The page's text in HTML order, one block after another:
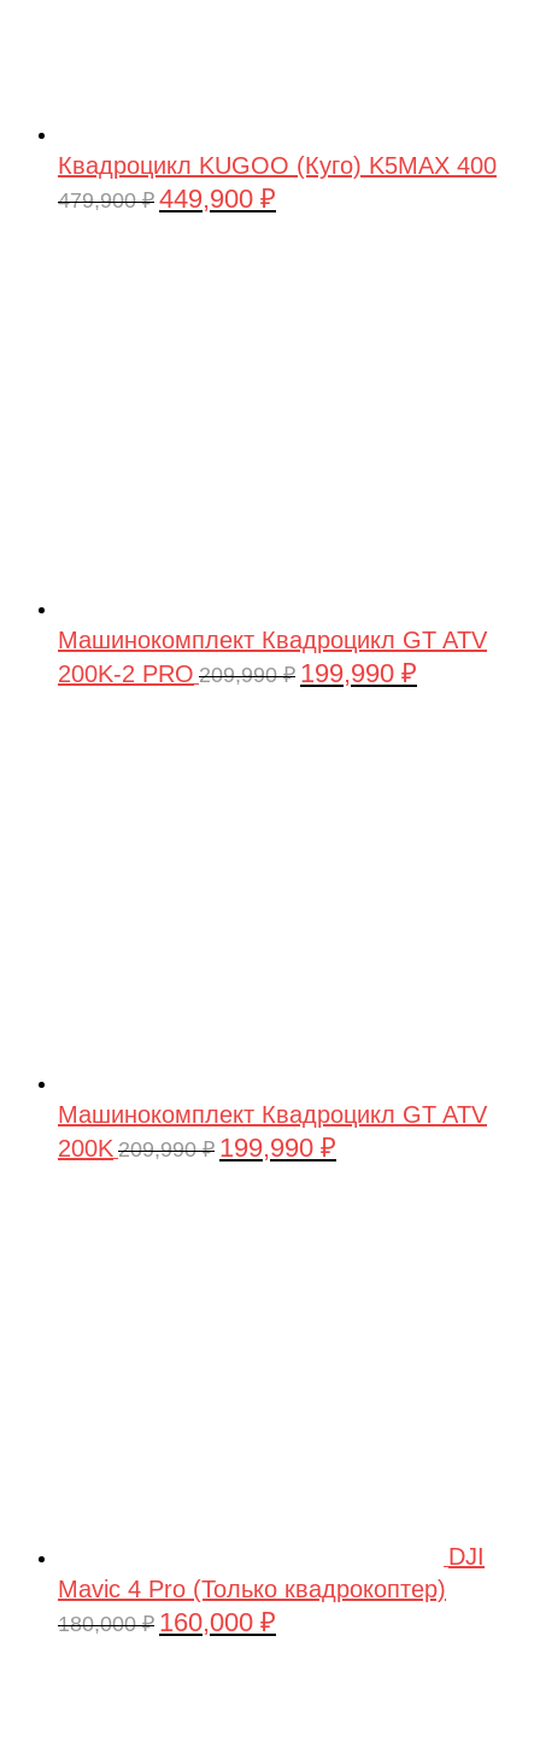
Квадроцикл KUGOO (Куго) K5MAX 400
479,900₽ Первоначальная
449,900 ₽
Машинокомплект Квадроцикл GT ATV
200K-2 PRO 209,990₽ Первоначальная
199,990 ₽
Машинокомплект Квадроцикл GT ATV
200K 209,990₽ Первоначальная
199,990 ₽
DJI
Mavic 4 Pro (Только квадрокоптер)
180,000₽ Первоначальная
160,000 ₽